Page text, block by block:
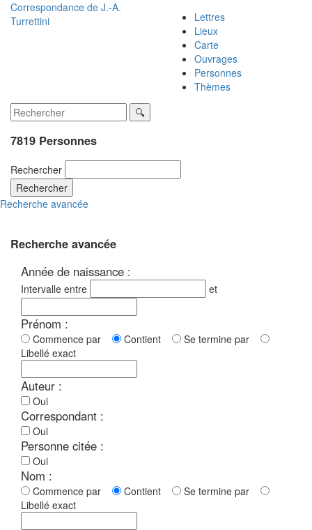
Correspondance de J.-A.
Turrettini
Lettres
Lieux
Carte
Ouvrages
Personnes
Thèmes
7819 Personnes
Rechercher
Rechercher
Recherche avancée
Recherche avancée
Année de naissance :
Intervalle entre et
Prénom :
Commence par Contient
Se termine par
Libellé exact
Auteur :
Oui
Correspondant :
Oui
Personne citée :
Oui
Nom :
Commence par Contient
Se termine par
Libellé exact